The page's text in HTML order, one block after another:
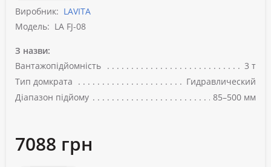
Виробник: LAVITA
Модель: LA FJ-08
З назви:
Вантажопідйомність
3 т
Тип домкрата
Гидравлический
Діапазон підйому
85–500 мм
7088 грн